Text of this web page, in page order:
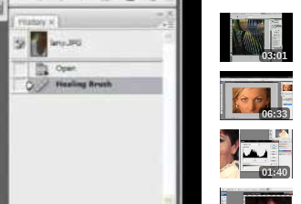
03:01
06:33
01:40